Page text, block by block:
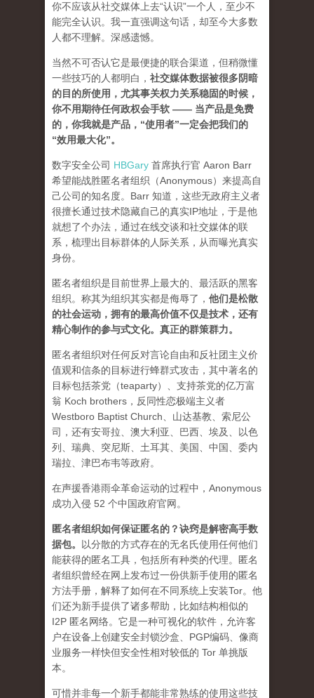
你不应该从社交媒体上去“认识”一个人，至少不
能完全认识。我一直强调这句话，却至今大多数
人都不理解。深感遗憾。
当然不可否认它是最便捷的联合渠道，但稍微懂
一些技巧的人都明白， 社交媒体数据被很多阴暗
的目的所使用，尤其事关权力关系稳固的时候，
你不用期待任何政权会手软 —— 当产品是免费
的，你我就是产品，“使用者”一定会把我们的
“效用最大化”。
数字安全公司 HBGary 首席执行官 Aaron Barr
希望能战胜匿名者组织（Anonymous）来提高自
己公司的知名度。Barr 知道，这些无政府主义者
很擅长通过技术隐藏自己的真实IP地址，于是他
就想了个办法，通过在线交谈和社交媒体的联
系，梳理出目标群体的人际关系，从而曝光真实
身份。
匿名者组织是目前世界上最大的、最活跃的黑客
组织。称其为组织其实都是侮辱了， 他们是松散
的社会运动，拥有的最高价值不仅是技术，还有
精心制作的参与式文化。真正的群策群力。
匿名者组织对任何反对言论自由和反社团主义价
值观和信条的目标进行蜂群式攻击，其中著名的
目标包括茶党（teaparty）、支持茶党的亿万富
翁 Koch brothers，反同性恋极端主义者
Westboro Baptist Church、山达基教、索尼公
司，还有安哥拉、澳大利亚、巴西、埃及、以色
列、瑞典、突尼斯、土耳其、美国、中国、委内
瑞拉、津巴布韦等政府。
在声援香港雨伞革命运动的过程中，Anonymous
成功入侵 52 个中国政府官网。
匿名者组织如何保证匿名的？诀窍是解密高手数
据包。
以分散的方式存在的无名氏使用任何他们
能获得的匿名工具，包括所有种类的代理。匿名
者组织曾经在网上发布过一份供新手使用的匿名
方法手册，解释了如何在不同系统上安装Tor。他
们还为新手提供了诸多帮助，比如结构相似的
I2P 匿名网络。它是一种可视化的软件，允许客
户在设备上创建安全封锁沙盒、PGP编码、像商
业服务一样快但安全性相对较低的 Tor 单挑版
本。
可惜并非每一个新手都能非常熟练的使用这些技